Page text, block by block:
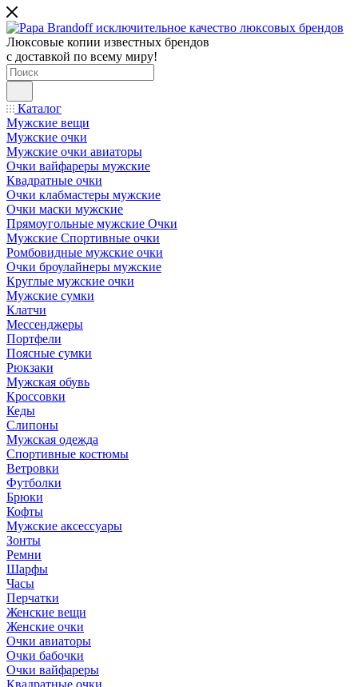
Люксовые копии известных брендов
с доставкой по всему миру!
Каталог
Мужские вещи
Мужские очки
Мужские очки авиаторы
Очки вайфареры мужские
Квадратные очки
Очки клабмастеры мужские
Очки маски мужские
Прямоугольные мужские Очки
Мужские Спортивные очки
Ромбовидные мужские очки
Очки броулайнеры мужские
Круглые мужские очки
Мужские сумки
Клатчи
Мессенджеры
Портфели
Поясные сумки
Рюкзаки
Мужская обувь
Кроссовки
Кеды
Слипоны
Мужская одежда
Спортивные костюмы
Ветровки
Футболки
Брюки
Кофты
Мужские аксессуары
Зонты
Ремни
Шарфы
Часы
Перчатки
Женские вещи
Женские очки
Очки авиаторы
Очки бабочки
Очки вайфареры
Квадратные очки